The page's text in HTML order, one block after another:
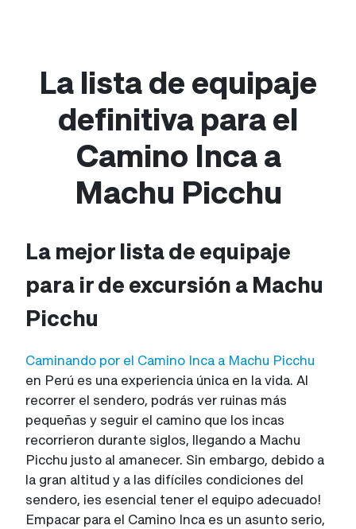
La lista de equipaje
definitiva para el
Camino Inca a
Machu Picchu
La mejor lista de equipaje
para ir de excursión a Machu
Picchu
Caminando por el Camino Inca a Machu Picchu
en Perú es una experiencia única en la vida. Al
recorrer el sendero, podrás ver ruinas más
pequeñas y seguir el camino que los incas
recorrieron durante siglos, llegando a Machu
Picchu justo al amanecer. Sin embargo, debido a
la gran altitud y a las difíciles condiciones del
sendero, ¡es esencial tener el equipo adecuado!
Empacar para el Camino Inca es un asunto serio,